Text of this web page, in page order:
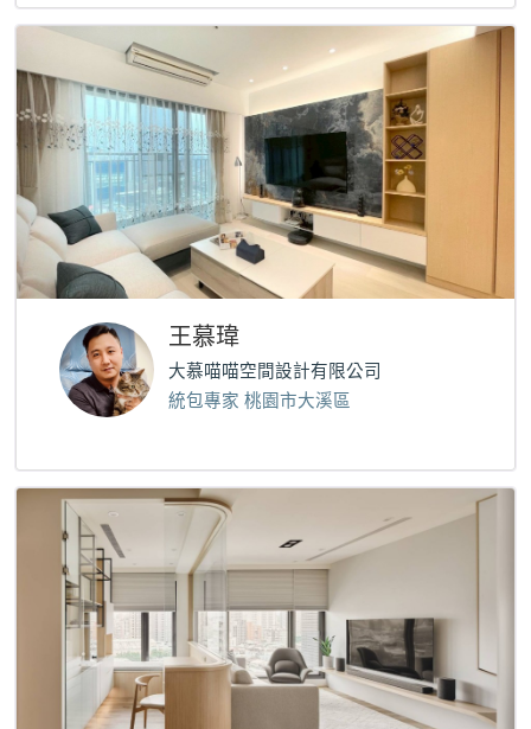
王慕瑋
大慕喵喵空間設計有限公司
統包專家 桃園市大溪區